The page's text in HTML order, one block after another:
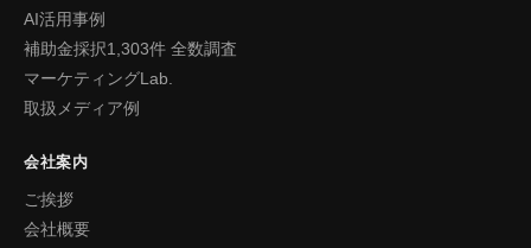
AI活用事例
補助金採択1,303件 全数調査
マーケティングLab.
取扱メディア例
会社案内
ご挨拶
会社概要